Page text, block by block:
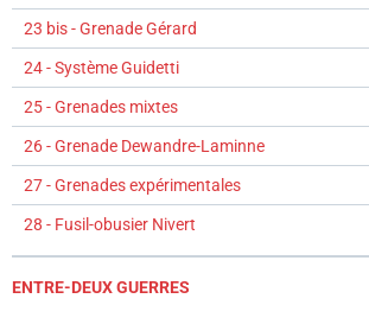
23 bis - Grenade Gérard
24 - Système Guidetti
25 - Grenades mixtes
26 - Grenade Dewandre-Laminne
27 - Grenades expérimentales
28 - Fusil-obusier Nivert
ENTRE-DEUX GUERRES